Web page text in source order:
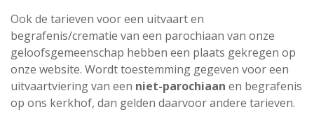
Ook de tarieven voor een uitvaart en
begrafenis/crematie van een parochiaan van onze
geloofsgemeenschap hebben een plaats gekregen op
onze website. Wordt toestemming gegeven voor een
uitvaartviering van een niet-parochiaan en begrafenis
op ons kerkhof, dan gelden daarvoor andere tarieven.